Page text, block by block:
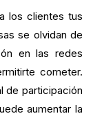
los clientes tus
se olvidan de
en las redes
cometer.
de participación
aumentar la